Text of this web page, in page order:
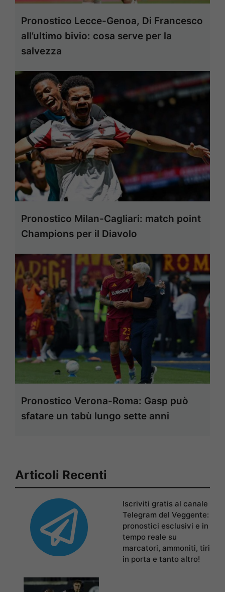
Pronostico Lecce-Genoa, Di Francesco
all’ultimo bivio: cosa serve per la
salvezza
Pronostico Milan-Cagliari: match point
Champions per il Diavolo
Pronostico Verona-Roma: Gasp può
sfatare un tabù lungo sette anni
Articoli Recenti
Iscriviti gratis al canale
Telegram del Veggente:
pronostici esclusivi e in
tempo reale su
marcatori, ammoniti, tiri
in porta e tanto altro!